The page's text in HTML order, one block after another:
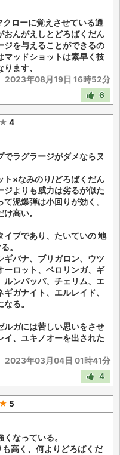
ローに覚えさせている通
おんがえしとどろばくだん
ジを与えることができるの
マッドショットは素早く技
ます、
2023年08月19日 16時52分
6
★ 4
ラグラージがダメならヌ
ト×なみのり/どろばくだん
ジよりも威力は劣るが似た
泥爆弾は小回りが効く。
高い。
イプであり、たいていの 地
。
ギバナ、ブリガロン、ウツ
ーロット、ベロリンガ、ギ
ルンパッパ、チェリム、エ
ガナイト、エルレイド、
る。
ルガには苦しい思いをさせ
イ、ユキノオーを出された
2023年03月04日 01時41分
4
5
なっている。
高く、何よりどろばくだ